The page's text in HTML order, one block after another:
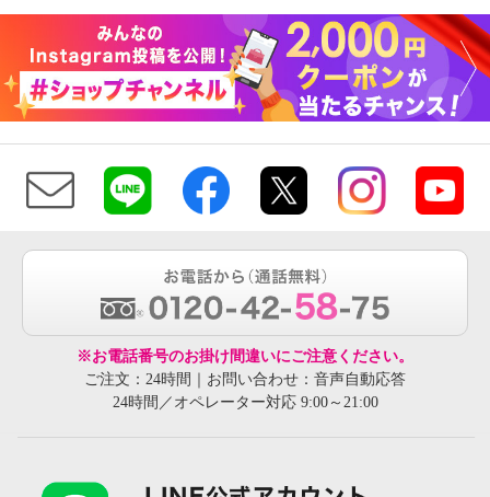
※お電話番号のお掛け間違いにご注意ください。
ご注文：24時間｜お問い合わせ：音声自動応答
24時間／オペレーター対応 9:00～21:00